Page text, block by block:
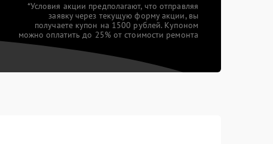
*Условия акции предполагают, что отправляя
заявку через текущую форму акции, вы
получаете купон на 1500 рублей. Купоном
можно оплатить до 25% от стоимости ремонта